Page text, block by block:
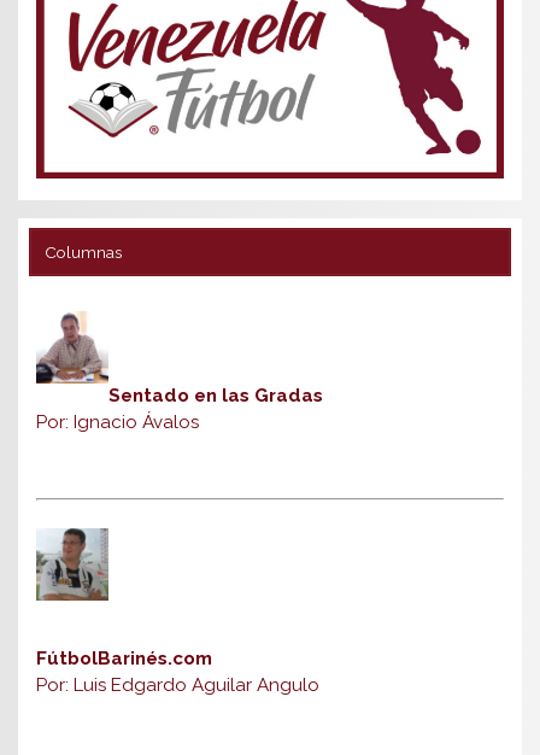
Columnas
Sentado en las Gradas
Por: Ignacio Ávalos
FútbolBarinés.com
Por: Luis Edgardo Aguilar Angulo